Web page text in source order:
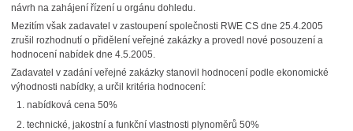
návrh na zahájení řízení u orgánu dohledu.
Mezitím však zadavatel v zastoupení společnosti RWE CS dne 25.4.2005
zrušil rozhodnutí o přidělení veřejné zakázky a provedl nové posouzení a
hodnocení nabídek dne 4.5.2005.
Zadavatel v zadání veřejné zakázky stanovil hodnocení podle ekonomické
výhodnosti nabídky, a určil kritéria hodnocení:
nabídková cena 50%
technické, jakostní a funkční vlastnosti plynoměrů 50%